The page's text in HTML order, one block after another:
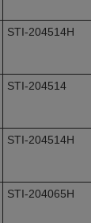
STI-204514H
STI-204514
STI-204514H
STI-204065H